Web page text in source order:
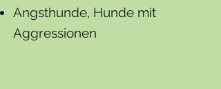
Angsthunde, Hunde mit
Aggressionen